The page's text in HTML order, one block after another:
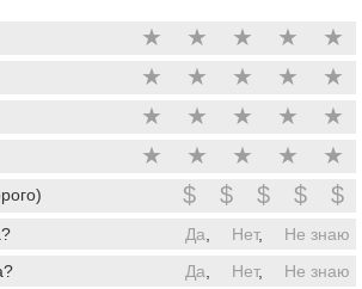
★ ★ ★ ★ ★
★ ★ ★ ★ ★
★ ★ ★ ★ ★
★ ★ ★ ★ ★
$ $ $ $ $
Да Нет,
Не знаю
Да Нет,
Не знаю